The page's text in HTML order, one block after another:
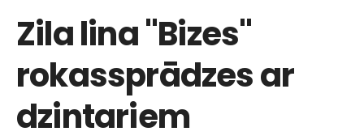
Zila lina "Bizes"
rokassprādzes ar
dzintariem